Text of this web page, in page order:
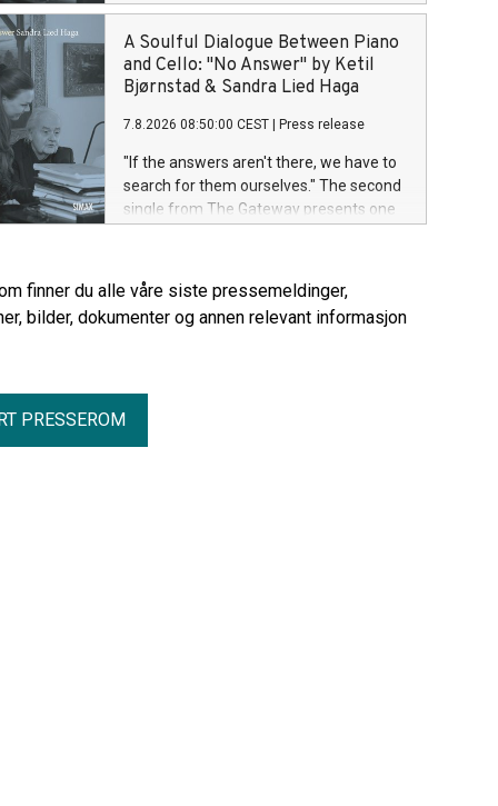
albumets mest ettertenksomme
komposisjoner. No Answer er en sjelfull
og melodisk dialog mellom piano og
cello, der stillheten og rommet mellom
melodien.
A Soulful Dialogue Between Piano
and Cello: "No Answer" by Ketil
Bjørnstad & Sandra Lied Haga
7.8.2026 08:50:00 CEST Press release
"If the answers aren't there, we have to
search for them ourselves." The second
single from The Gateway presents one
and lyrical dialogue between piano and
cello, where silence and the space
between the notes are just as important
finner du alle våre siste pressemeldinger,
bilder, dokumenter og annen relevant informasjon
PRESSEROM